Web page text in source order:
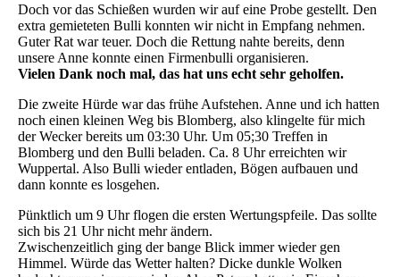
Doch vor das Schießen wurden wir auf eine Probe gestellt. Den
extra gemieteten Bulli konnten wir nicht in Empfang nehmen.
Guter Rat war teuer. Doch die Rettung nahte bereits, denn
unsere Anne konnte einen Firmenbulli organisieren.
Vielen Dank noch mal, das hat uns echt sehr geholfen.
Die zweite Hürde war das frühe Aufstehen. Anne und ich hatten
noch einen kleinen Weg bis Blomberg, also klingelte für mich
der Wecker bereits um 03:30 Uhr. Um 05;30 Treffen in
Blomberg und den Bulli beladen. Ca. 8 Uhr erreichten wir
Wuppertal. Also Bulli wieder entladen, Bögen aufbauen und
dann konnte es losgehen.
Pünktlich um 9 Uhr flogen die ersten Wertungspfeile. Das sollte
sich bis 21 Uhr nicht mehr ändern.
Zwischenzeitlich ging der bange Blick immer wieder gen
Himmel. Würde das Wetter halten? Dicke dunkle Wolken